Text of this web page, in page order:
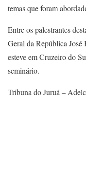
temas que foram
Entre os palestrantes
Geral da República
esteve em Cruzeiro do
seminário.
Tribuna do Juruá –